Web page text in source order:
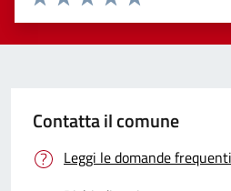
Valuta 5 stelle
Valuta 4 stelle su 5
Valuta 3 stelle su 5
Valuta 2 stelle su 5
Valuta 1 stelle su 5
Contatta il comune
Leggi le domande frequenti